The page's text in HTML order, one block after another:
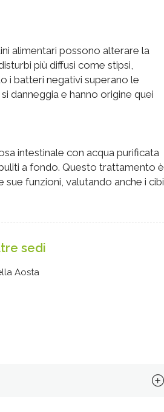
alimentari possono alterare la
più diffusi come stipsi,
i batteri negativi superano le
danneggia e hanno origine quei
intestinale con acqua purificata
a fondo. Questo trattamento è
sue funzioni, valutando anche i cibi
sedi
Aosta